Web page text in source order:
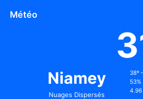
Météo
Niamey
Nuages Dispersés
38º
53%
4.96